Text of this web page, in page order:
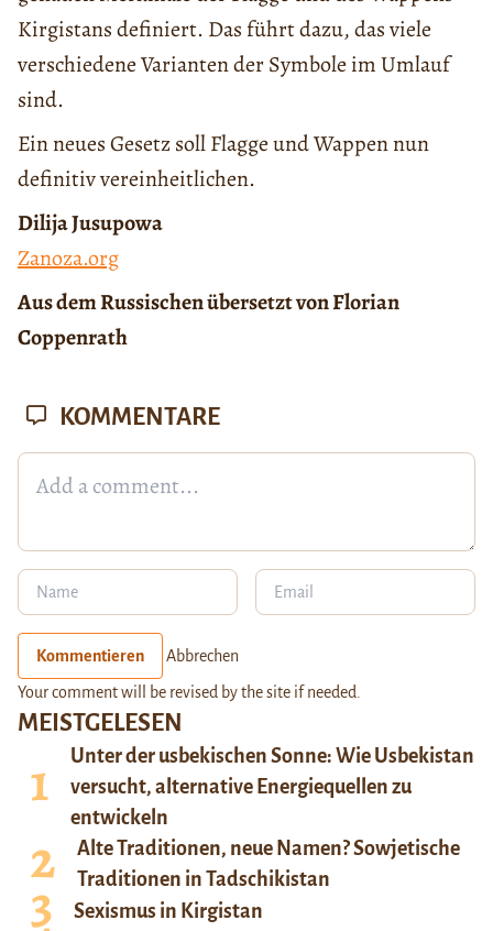
Kirgistans definiert. Das führt dazu, das viele
verschiedene Varianten der Symbole im Umlauf
sind.
Ein neues Gesetz soll Flagge und Wappen nun
definitiv vereinheitlichen.
Dilija Jusupowa
Zanoza.org
Aus dem Russischen übersetzt von Florian
Coppenrath
MEISTGELESEN
Unter der usbekischen Sonne: Wie Usbekistan
versucht, alternative Energiequellen zu
entwickeln
Alte Traditionen, neue Namen? Sowjetische
Traditionen in Tadschikistan
Sexismus in Kirgistan
KOMMENTARE
Kommentieren Abbrechen
Your comment will be revised by the site if needed.